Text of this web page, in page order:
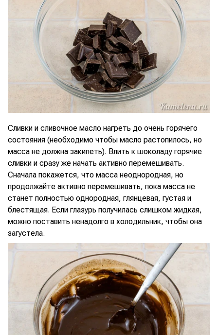
Сливки и сливочное масло нагреть до очень горячего
состояния (необходимо чтобы масло растопилось, но
масса не должна закипеть). Влить к шоколаду горячие
сливки и сразу же начать активно перемешивать.
Сначала покажется, что масса неоднородная, но
продолжайте активно перемешивать, пока масса не
станет полностью однородная, глянцевая, густая и
блестящая. Если глазурь получилась слишком жидкая,
можно поставить ненадолго в холодильник, чтобы она
загустела.